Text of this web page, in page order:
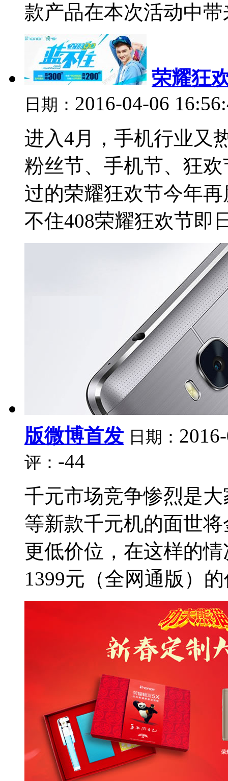
款产品在本次活动中
荣耀狂
日期： 2016-04-06
进入4月，手机行业又
粉丝节、手机节、狂
过的荣耀狂欢节今年
不住408荣耀狂欢节即
版微博首发 日期：
评： -44
千元市场竞争惨烈是
等新款千元机的面世
更低价位，在这样的
1399元（全网通版）